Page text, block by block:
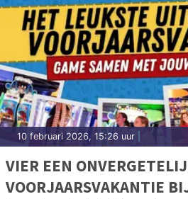
10 februari 2026, 15:26 uur
VIER EEN
VOORJAARSVAKANTIE